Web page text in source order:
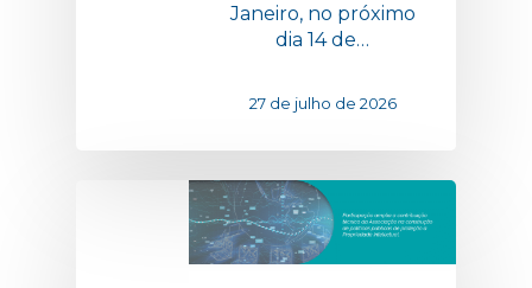
Janeiro, no próximo
dia 14 de…
27 de julho de 2026